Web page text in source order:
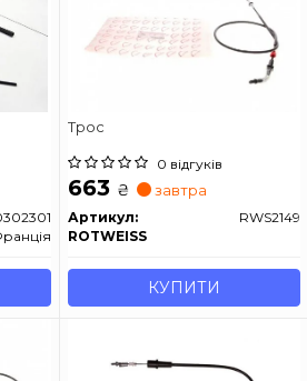
Трос
0 відгуків
663 ₴ завтра
Артикул:
RWS2149
ROTWEISS
КУПИТИ